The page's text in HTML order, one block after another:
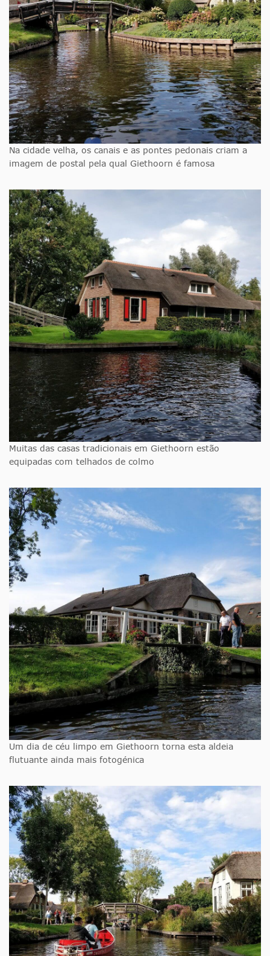
Na cidade velha, os canais e as pontes pedonais criam a
imagem de postal pela qual Giethoorn é famosa
Muitas das casas tradicionais em Giethoorn estão
equipadas com telhados de colmo
Um dia de céu limpo em Giethoorn torna esta aldeia
flutuante ainda mais fotogénica